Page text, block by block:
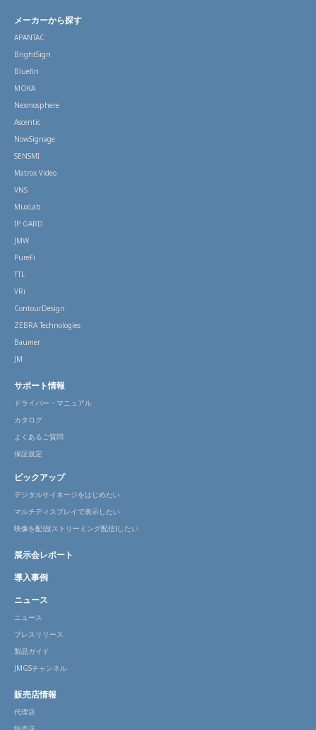
メーカーから探す
APANTAC
BrightSign
Bluefin
MOKA
Nexmosphere
Ascentic
NowSignage
SENSMI
Matrox Video
VNS
MuxLab
IP GARD
JMW
PureFi
TTL
VRi
ContourDesign
ZEBRA Technologies
Baumer
JM
サポート情報
ドライバー・マニュアル
カタログ
よくあるご質問
保証規定
ピックアップ
デジタルサイネージをはじめたい
マルチディスプレイで表示したい
映像を配信(ストリーミング配信)したい
展示会レポート
導入事例
ニュース
ニュース
プレスリリース
製品ガイド
JMGSチャンネル
販売店情報
代理店